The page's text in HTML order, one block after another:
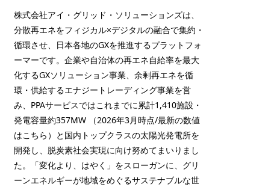
株式会社アイ・グリッド・ソリューションズは、
分散再エネをフィジカル×デジタルの融合で集約・
循環させ、日本各地のGXを推進するプラットフォ
ーマーです。企業や自治体の再エネ自給率を最大
化するGXソリューション事業、余剰再エネを循
環・供給するエナジートレーディング事業を営
み、PPAサービスではこれまでに累計1,410施設・
発電容量約357MW （2026年3月時点/最新の数値
はこちら ）と国内トップクラスの太陽光発電所を
開発し、脱炭素社会実現に向け努めてまいりまし
た。「変化より、はやく」をスローガンに、グリ
ーンエネルギーが地域をめぐるサステナブルな世